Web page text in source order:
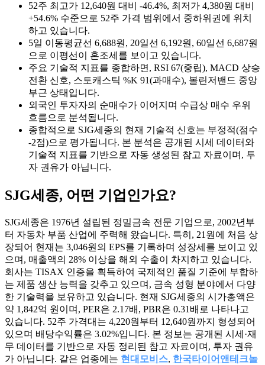
52주 최고가 12,640원 대비 -46.4%, 최저가 4,380원 대비
+54.6% 수준으로 52주 가격 범위에서 중하위권에 위치
하고 있습니다.
5일 이동평균선 6,688원, 20일선 6,192원, 60일선 6,687원
으로 이평선이 혼조세를 보이고 있습니다.
주요 기술적 지표를 종합하면, RSI 67(중립), MACD 상승
전환 신호, 스토캐스틱 %K 91(과매수), 볼린저밴드 중앙
부근 상태입니다.
외국인 투자자의 순매수가 이어지며 수급상 매수 우위
흐름으로 분석됩니다.
종합적으로 SJG세종의 현재 기술적 신호는 부정적(점수
-2점)으로 평가됩니다. 본 분석은 공개된 시세 데이터와
기술적 지표를 기반으로 자동 생성된 참고 자료이며, 투
자 권유가 아닙니다.
SJG세종, 어떤 기업인가요?
SJG세종은 1976년 설립된 정밀금속 전문 기업으로, 2002년부
터 자동차 부품 산업에 주력해 왔습니다. 특히, 21원에 처음 상
장되어 현재는 3,046원의 EPS를 기록하며 성장세를 보이고 있
으며, 매출액의 28% 이상을 해외 수출이 차지하고 있습니다.
회사는 TISAX 인증을 획득하여 국제적인 품질 기준에 부합하
는 제품 생산 능력을 갖추고 있으며, 금속 성형 분야에서 다양
한 기술력을 보유하고 있습니다. 현재 SJG세종의 시가총액은
약 1,842억 원이며, PER은 2.17배, PBR은 0.31배로 나타나고
있습니다. 52주 가격대는 4,220원부터 12,640원까지 형성되어
있으며 배당수익률은 3.02%입니다. 본 정보는 공개된 시세·재
무 데이터를 기반으로 자동 정리된 참고 자료이며, 투자 권유
가 아닙니다. 같은 업종에는 현대모비스, 한국타이어앤테크놀